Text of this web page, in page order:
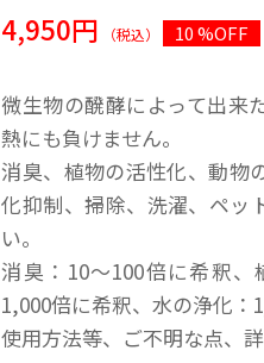
4,950円 （税込） 10 %OFF
微生物の醗酵によって出来
熱にも負けません。
消臭、植物の活性化、動物
化抑制、掃除、洗濯、ペッ
い。
消臭：10～100倍に希釈
1,000倍に希釈、水の浄化
使用方法等、ご不明な点、